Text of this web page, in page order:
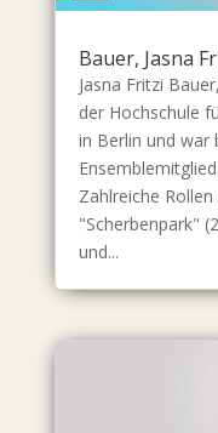
Bauer, Jasna
Jasna Fritzi
der Hochschule
in Berlin und war
Zahlreiche
"Scherbenpark"
und...